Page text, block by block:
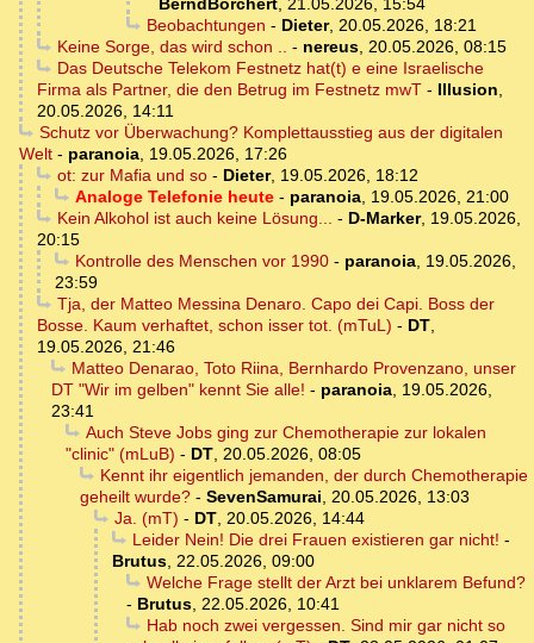
BerndBorchert, 21.05.2026, 15:54
Beobachtungen - Dieter, 20.05.2026, 18:21
Keine Sorge, das wird schon .. - nereus, 20.05.2026, 08:15
Das Deutsche Telekom Festnetz hat(t) e eine Israelische
Firma als Partner, die den Betrug im Festnetz mwT - Illusion,
20.05.2026, 14:11
Schutz vor Überwachung? Komplettausstieg aus der digitalen
Welt - paranoia, 19.05.2026, 17:26
ot: zur Mafia und so- Dieter, 19.05.2026, 18:12
Analoge Telefonie heute- paranoia, 19.05.2026, 21:00
Kein Alkohol ist auch keine Lösung... - D-Marker, 19.05.2026,
20:15
Kontrolle des Menschen vor 1990- paranoia, 19.05.2026,
23:59
Tja, der Matteo Messina Denaro. Capo dei Capi. Boss der
Bosse. Kaum verhaftet, schon isser tot. (mTuL) - DT,
19.05.2026, 21:46
Matteo Denarao, Toto Riina, Bernhardo Provenzano, unser
DT "Wir im gelben" kennt Sie alle! - paranoia, 19.05.2026,
23:41
Auch Steve Jobs ging zur Chemotherapie zur lokalen
"clinic" (mLuB) - DT, 20.05.2026, 08:05
Kennt ihr eigentlich jemanden, der durch Chemotherapie
geheilt wurde? - SevenSamurai, 20.05.2026, 13:03
Ja. (mT) - DT, 20.05.2026, 14:44
Leider Nein! Die drei Frauen existieren gar nicht! -
Brutus, 22.05.2026, 09:00
Welche Frage stellt der Arzt bei unklarem Befund?
- Brutus, 22.05.2026, 10:41
Hab noch zwei vergessen. Sind mir gar nicht so